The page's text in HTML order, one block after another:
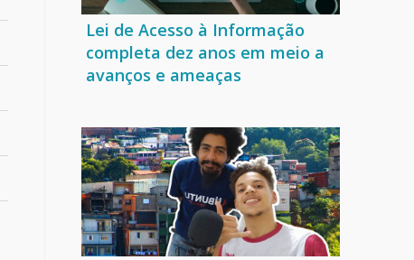
Lei de Acesso à Informação
completa dez anos em meio a
avanços e ameaças